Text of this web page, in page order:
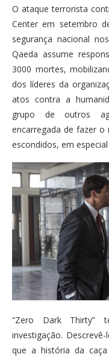
O ataque terrorista
Center em setembro
segurança nacional
Qaeda assume
3000 mortes,
dos líderes da
atos contra a
grupo de outros
encarregada de fazer
escondidos, em
“Zero Dark Thirty”
investigação.
que a história da